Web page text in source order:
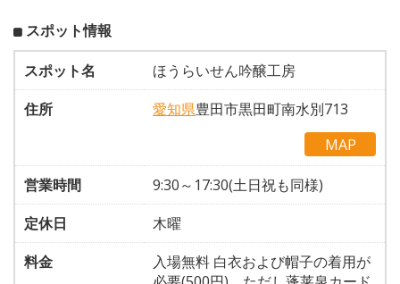
スポット情報
スポット名
ほうらいせん吟醸工房
住所
愛知県豊田市黒田町南水別713
MAP
営業時間
9:30～17:30(土日祝も同様)
定休日
木曜
料金
入場無料 白衣および帽子の着用が